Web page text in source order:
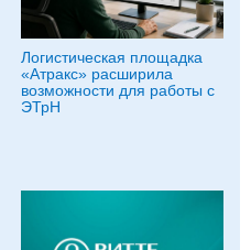
Логистическая площадка
«Атракс» расширила
возможности для работы с
ЭТрН